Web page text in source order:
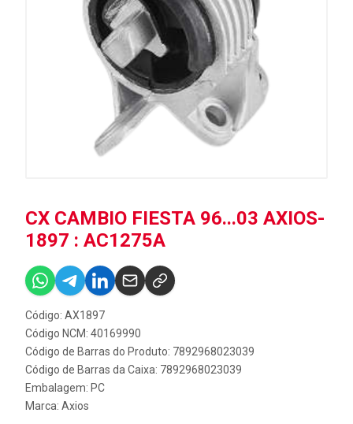
CX CAMBIO FIESTA 96...03 AXIOS-
1897 : AC1275A
Código: AX1897
Código NCM: 40169990
Código de Barras do Produto: 7892968023039
Código de Barras da Caixa: 7892968023039
Embalagem: PC
Marca: Axios